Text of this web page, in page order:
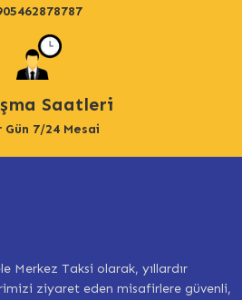
Saatleri
Gün 7/24 Mesai
Merkez Taksi olarak, yıllardır
ziyaret eden misafirlere güvenli,